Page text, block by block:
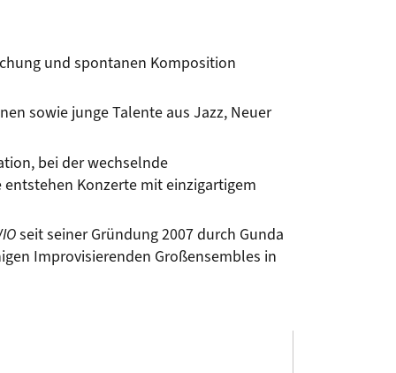
und spontanen Komposition
sowie junge Talente aus Jazz, Neuer
bei der wechselnde
Konzerte mit einzigartigem
seit seiner Gründung 2007 durch Gunda
Improvisierenden Großensembles in